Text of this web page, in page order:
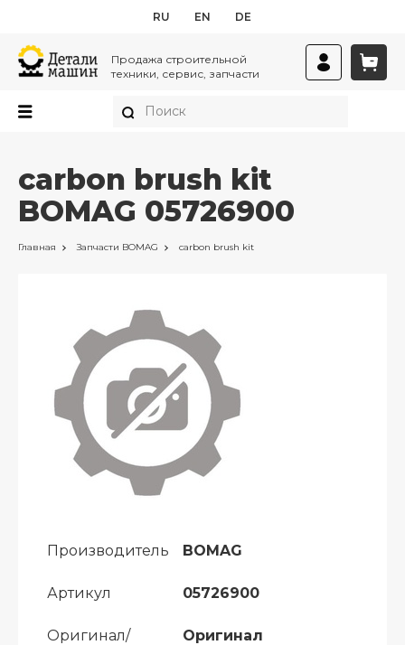
RU EN DE
Продажа строительной
техники, сервис, запчасти
carbon brush kit
BOMAG 05726900
Главная Запчасти BOMAG carbon brush kit
Производитель BOMAG
Артикул 05726900
Оригинал/
Оригинал